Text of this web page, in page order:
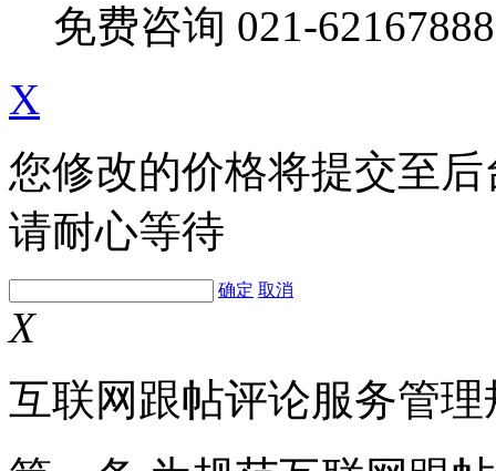
免费咨询 021-62167888
X
您修改的价格将提交至
请耐心等待
确定 取消
X
互联网跟帖评论服务管理